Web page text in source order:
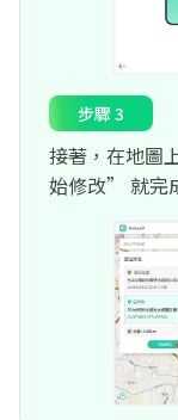
步驟 3
接著，在地圖
始修改” 就完